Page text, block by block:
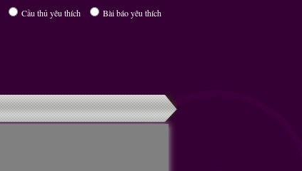
Cầu thủ yêu thích Bài báo yêu thích